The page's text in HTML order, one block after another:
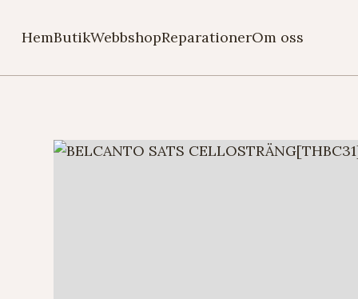
HemButikWebbshopReparationerOm oss